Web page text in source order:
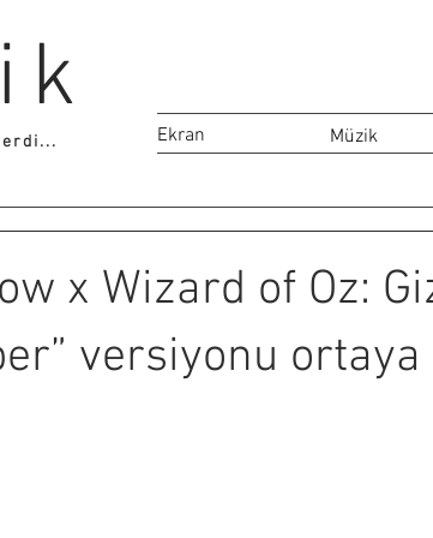
Ekran Müzik
x Wizard of Oz:
versiyonu ortaya